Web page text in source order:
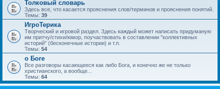
Толковый словарь
Здесь все, что касается прояснения слов/терминов и прояснения понятий.
Темы: 39
ИгроТерика
Творческий и игровой раздел. Здесь каждый может написать придуманую
им притчу/стихи/юмор, поучаствовать в составлении "коллективных
историй" (бесконечные истории) и т.п.
Темы: 54
о Боге
Все разговоры касающееся как либо Бога, и конечно же не только
христианского, а вообще...
Темы: 64